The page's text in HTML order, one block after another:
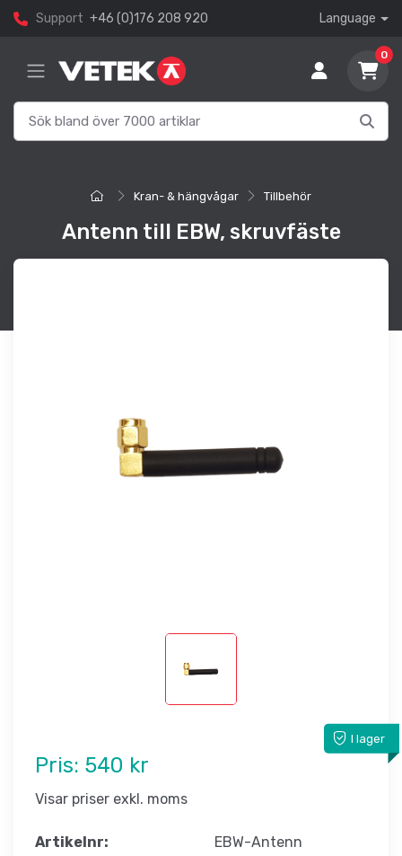
Support +46 (0)176 208 920 Language
0
Kran- & hängvågar Tillbehör
Antenn till EBW, skruvfäste
I lager
Pris: 540 kr
Visar priser exkl. moms
Artikelnr: EBW-Antenn